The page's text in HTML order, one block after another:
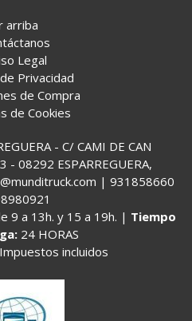
arriba
Legal
Privacidad
de Compra
de Cookies
- C/ CAMI DE CAN
- 08292 ESPARREGUERA,
| 931858660
9 a 13h. y 15 a 19h. | Tiempo
24 HORAS
incluidos